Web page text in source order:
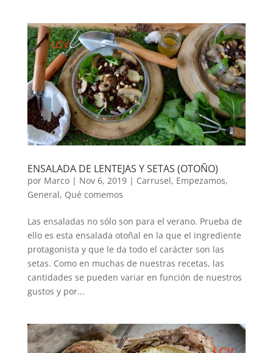
ENSALADA DE LENTEJAS Y SETAS (OTOÑO)
por Marco| Nov 6, 2019| Carrusel, Empezamos,
General, Qué comemos
Las ensaladas no sólo son para el verano. Prueba de
ello es esta ensalada otoñal en la que el ingrediente
protagonista y que le da todo el carácter son las
setas. Como en muchas de nuestras recetas, las
cantidades se pueden variar en función de nuestros
gustos y por...